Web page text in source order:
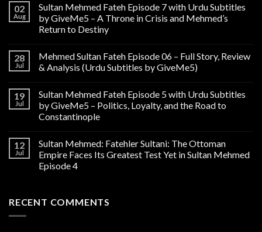
02
Aug
Sultan Mehmed Fateh Episode 7 with Urdu Subtitles
by GiveMe5 – A Throne in Crisis and Mehmed’s
Return to Destiny
28
Jul
Mehmed Sultan Fateh Episode 06 – Full Story, Review
& Analysis (Urdu Subtitles by GiveMe5)
19
Jul
Sultan Mehmed Fateh Episode 5 with Urdu Subtitles
by GiveMe5 – Politics, Loyalty, and the Road to
Constantinople
12
Jul
Sultan Mehmed: Fatehler Sultani: The Ottoman
Empire Faces Its Greatest Test Yet in Sultan Mehmed
Episode 4
RECENT COMMENTS